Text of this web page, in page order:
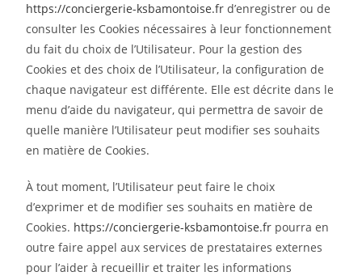
https://conciergerie-ksbamontoise.fr d’enregistrer ou de
consulter les Cookies nécessaires à leur fonctionnement
du fait du choix de l’Utilisateur. Pour la gestion des
Cookies et des choix de l’Utilisateur, la configuration de
chaque navigateur est différente. Elle est décrite dans le
menu d’aide du navigateur, qui permettra de savoir de
quelle manière l’Utilisateur peut modifier ses souhaits
en matière de Cookies.
À tout moment, l’Utilisateur peut faire le choix
d’exprimer et de modifier ses souhaits en matière de
Cookies. https://conciergerie-ksbamontoise.fr pourra en
outre faire appel aux services de prestataires externes
pour l’aider à recueillir et traiter les informations